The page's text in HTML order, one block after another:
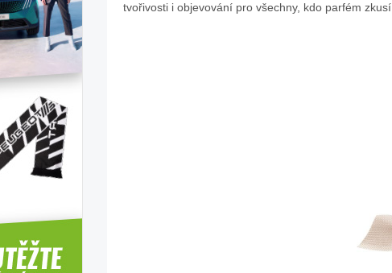
tvořivosti i objevování pro všechny, kdo parfém zkusí.